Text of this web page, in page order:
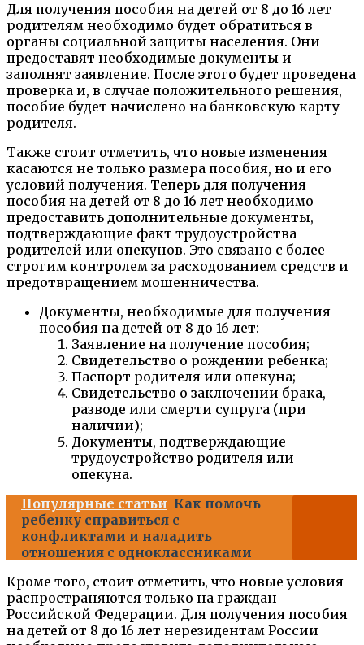
Для получения пособия на детей от 8 до 16 лет
родителям необходимо будет обратиться в
органы социальной защиты населения. Они
предоставят необходимые документы и
заполнят заявление. После этого будет проведена
проверка и, в случае положительного решения,
пособие будет начислено на банковскую карту
родителя.
Также стоит отметить, что новые изменения
касаются не только размера пособия, но и его
условий получения. Теперь для получения
пособия на детей от 8 до 16 лет необходимо
предоставить дополнительные документы,
подтверждающие факт трудоустройства
родителей или опекунов. Это связано с более
строгим контролем за расходованием средств и
предотвращением мошенничества.
Документы, необходимые для получения
пособия на детей от 8 до 16 лет:
Заявление на получение пособия;
Свидетельство о рождении ребенка;
Паспорт родителя или опекуна;
Свидетельство о заключении брака,
разводе или смерти супруга (при
наличии);
Документы, подтверждающие
трудоустройство родителя или
опекуна.
Популярные статьи Как помочь
ребенку справиться с
конфликтами и наладить
отношения с одноклассниками
Кроме того, стоит отметить, что новые условия
распространяются только на граждан
Российской Федерации. Для получения пособия
на детей от 8 до 16 лет нерезидентам России